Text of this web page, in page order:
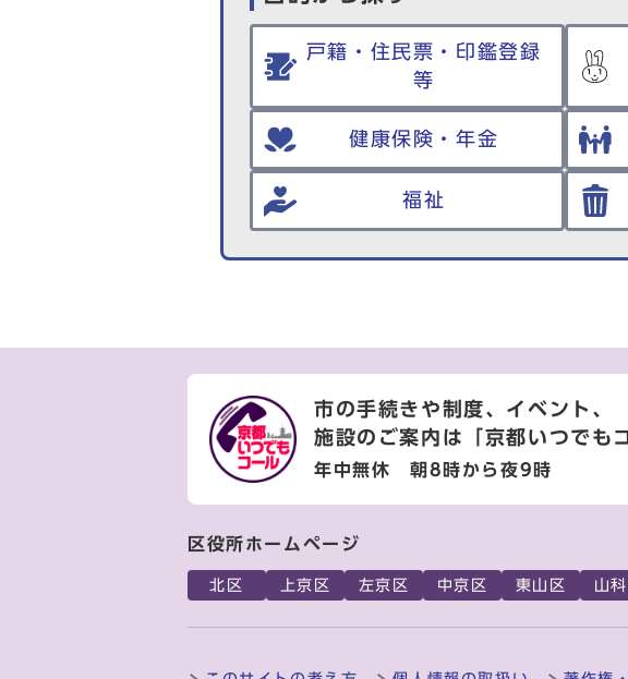
戸籍・住民票・印鑑登録
等
健康保険・年金
福祉
市の手続きや制度、イベント、
施設のご案内は
「京都いつでも
年中無休 朝8時から夜9時
区役所ホームページ
北区 上京区 左京区 中京区 東山区 山